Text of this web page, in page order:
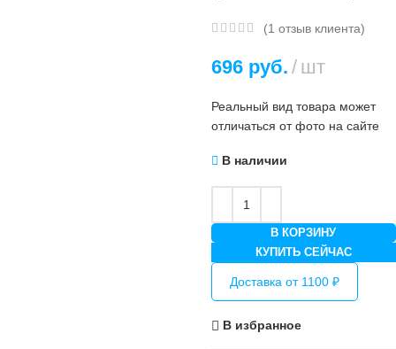
(1 отзыв клиента)
696руб. шт
Реальный вид товара может
отличаться от фото на сайте
В наличии
В КОРЗИНУ
КУПИТЬ СЕЙЧАС
Доставка от 1100 ₽
В избранное